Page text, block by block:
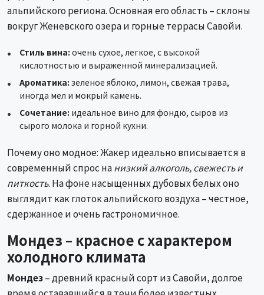
альпийского региона. Основная его область – склоны
вокруг Женевского озера и горные террасы Савойи.
Стиль вина: очень сухое, легкое, с высокой
кислотностью и выраженной минерализацией.
Ароматика: зеленое яблоко, лимон, свежая трава,
иногда мел и мокрый камень.
Сочетание: идеальное вино для фондю, сыров из
сырого молока и горной кухни.
Почему оно модное: Жакер идеально вписывается в
современный спрос нанизкий алкоголь, свежесть и
питкость. На фоне насыщенных дубовых белых оно
выглядит как глоток альпийского воздуха – честное,
сдержанное и очень гастрономичное.
Мондез – красное с характером
холодного климата
Мондез– древний красный сорт из Савойи, долгое